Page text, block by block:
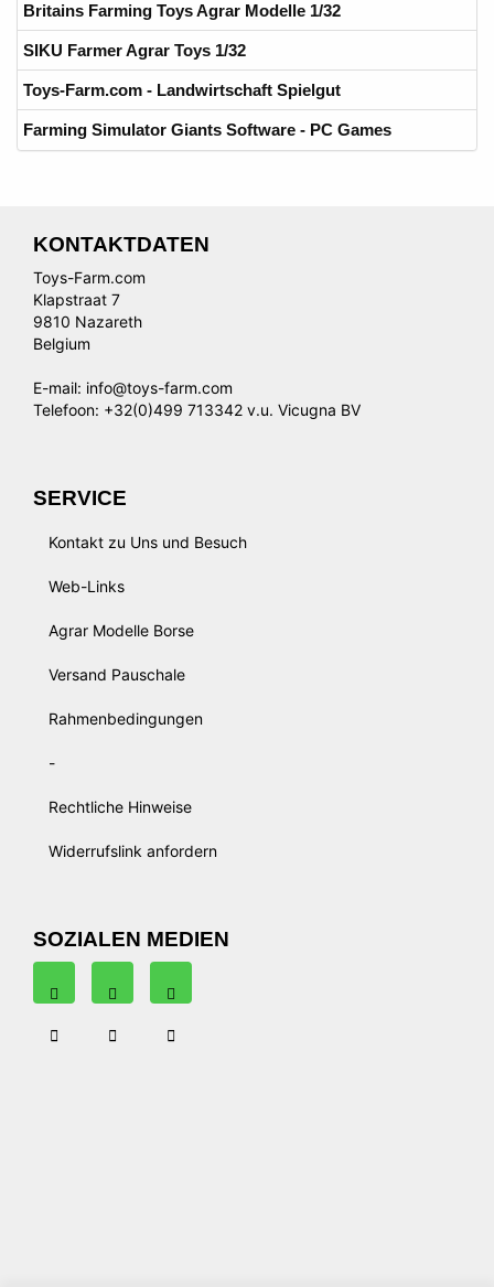
Britains Farming Toys Agrar Modelle 1/32
SIKU Farmer Agrar Toys 1/32
Toys-Farm.com - Landwirtschaft Spielgut
Farming Simulator Giants Software - PC Games
KONTAKTDATEN
Toys-Farm.com
Klapstraat 7
9810 Nazareth
Belgium
E-mail: info@toys-farm.com
Telefoon: +32(0)499 713342 v.u. Vicugna BV
SERVICE
Kontakt zu Uns und Besuch
Web-Links
Agrar Modelle Borse
Versand Pauschale
Rahmenbedingungen
-
Rechtliche Hinweise
Widerrufslink anfordern
SOZIALEN MEDIEN